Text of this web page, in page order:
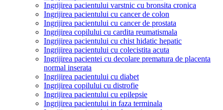
Ingrijirea pacientului varstnic cu bronsita cronica
Ingrijirea pacientului cu cancer de colon
Ingrijirea pacientului cu cancer de prostata
Ingrijirea copilului cu cardita reumatismala
Ingrijirea pacientului cu chist hidatic hepatic
Ingrijirea pacientului cu colecistita acuta
Ingrijirea pacientei cu decolare prematura de placenta
normal inserata
Ingrijirea pacientului cu diabet
Ingrijirea copilului cu distrofie
Ingrijirea pacientului cu epilepsie
Ingrijirea pacientului in faza terminala